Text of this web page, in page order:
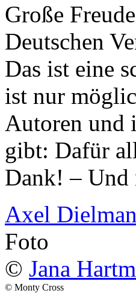
Große
Deutschen
Das ist eine
ist nur
Autoren und
gibt: Dafür
Dank! –
Axel
Foto
© Jana
© Monty Cross